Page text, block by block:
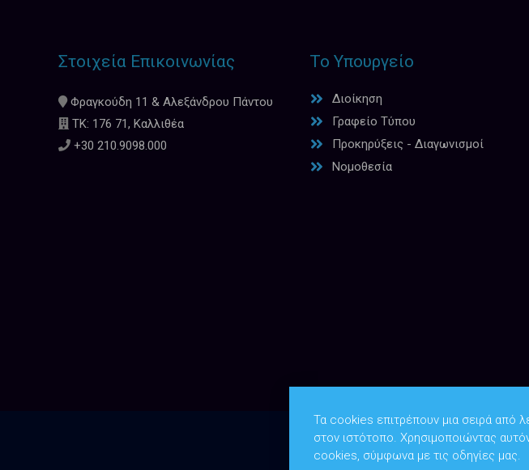
Στοιχεία Επικοινωνίας
Φραγκούδη 11 & Αλεξάνδρου Πάντου
ΤΚ: 176 71, Καλλιθέα
+30 210.9098.000
Το Υπουργείο
Διοίκηση
Γραφείο Τύπου
Προκηρύξεις - Διαγωνισμοί
Νομοθεσία
Copyright © 2026
Τα cookies επιτρέπουν μια σειρά από
στον ιστότοπο. Χρησιμοποιώντας
cookies, σύμφωνα με τις οδηγίες μας.